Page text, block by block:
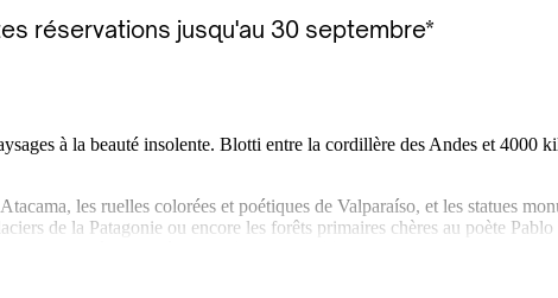
réservations jusqu'au 30 septembre*
à la beauté insolente. Blotti entre la cordillère des Andes et
les ruelles colorées et poétiques de Valparaíso, et les statues
de la Patagonie ou encore les forêts primaires chères au poète
des extrêmes. Créez un